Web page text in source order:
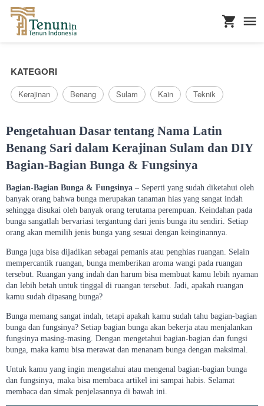
KATEGORI
Kerajinan Benang Sulam Kain Teknik
Pengetahuan Dasar tentang Nama Latin
Benang Sari dalam Kerajinan Sulam dan DIY
Bagian-Bagian Bunga & Fungsinya
Bagian-Bagian Bunga & Fungsinya – Seperti yang sudah diketahui oleh
banyak orang bahwa bunga merupakan tanaman hias yang sangat indah
sehingga disukai oleh banyak orang terutama perempuan. Keindahan pada
bunga sangatlah bervariasi tergantung dari jenis bunga itu sendiri. Setiap
orang akan memilih jenis bunga yang sesuai dengan keinginannya.
Bunga juga bisa dijadikan sebagai pemanis atau penghias ruangan. Selain
mempercantik ruangan, bunga memberikan aroma wangi pada ruangan
tersebut. Ruangan yang indah dan harum bisa membuat kamu lebih nyaman
dan lebih betah untuk tinggal di ruangan tersebut. Jadi, apakah ruangan
kamu sudah dipasang bunga?
Bunga memang sangat indah, tetapi apakah kamu sudah tahu bagian-bagian
bunga dan fungsinya? Setiap bagian bunga akan bekerja atau menjalankan
fungsinya masing-masing. Dengan mengetahui bagian-bagian dan fungsi
bunga, maka kamu bisa merawat dan menanam bunga dengan maksimal.
Untuk kamu yang ingin mengetahui atau mengenal bagian-bagian bunga
dan fungsinya, maka bisa membaca artikel ini sampai habis. Selamat
membaca dan simak penjelasannya di bawah ini.